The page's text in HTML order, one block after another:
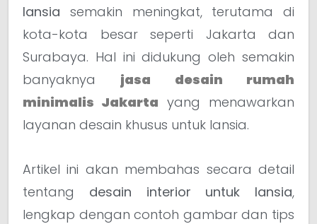
lansia semakin meningkat, terutama di
kota-kota besar seperti Jakarta dan
Surabaya. Hal ini didukung oleh semakin
banyaknya jasa desain rumah
minimalis Jakarta yang menawarkan
layanan desain khusus untuk lansia.
Artikel ini akan membahas secara detail
tentang desain interior untuk lansia,
lengkap dengan contoh gambar dan tips